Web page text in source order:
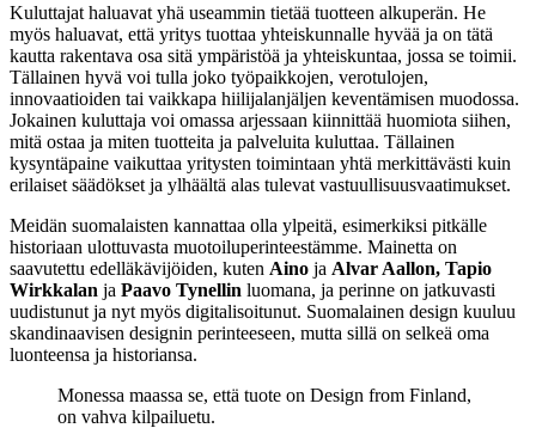
Kuluttajat haluavat yhä useammin tietää tuotteen alkuperän. He
myös haluavat, että yritys tuottaa yhteiskunnalle hyvää ja on tätä
kautta rakentava osa sitä ympäristöä ja yhteiskuntaa, jossa se toimii.
Tällainen hyvä voi tulla joko työpaikkojen, verotulojen,
innovaatioiden tai vaikkapa hiilijalanjäljen keventämisen muodossa.
Jokainen kuluttaja voi omassa arjessaan kiinnittää huomiota siihen,
mitä ostaa ja miten tuotteita ja palveluita kuluttaa. Tällainen
kysyntäpaine vaikuttaa yritysten toimintaan yhtä merkittävästi kuin
erilaiset säädökset ja ylhäältä alas tulevat vastuullisuusvaatimukset.
Meidän suomalaisten kannattaa olla ylpeitä, esimerkiksi pitkälle
historiaan ulottuvasta muotoiluperinteestämme. Mainetta on
saavutettu edelläkävijöiden, kuten Aino ja Alvar Aallon, Tapio
Wirkkalan ja Paavo Tynellin luomana, ja perinne on jatkuvasti
uudistunut ja nyt myös digitalisoitunut. Suomalainen design kuuluu
skandinaavisen designin perinteeseen, mutta sillä on selkeä oma
luonteensa ja historiansa.
Monessa maassa se, että tuote on Design from Finland,
on vahva kilpailuetu.